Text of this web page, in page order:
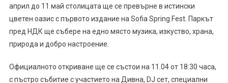
април до 11 май столицата ще се превърне в истински
цветен оазис с първото издание на Sofia Spring Fest. Паркът
пред НДК ще събере на едно място музика, изкуство, храна,
природа и добро настроение.
Официалното откриване ще се състои на 11.04 от 18:30 часа,
с пъстро събитие с участието на Дивна, DJ сет, специални